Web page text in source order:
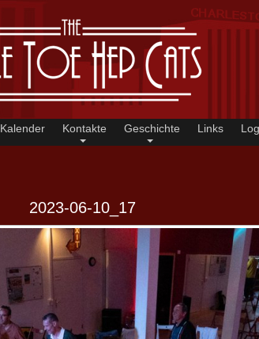
Kalender Kontakte Geschichte Links
2023-06-10_17